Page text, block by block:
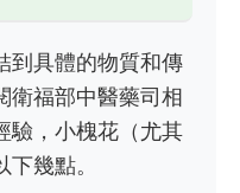
到具體的物質和傳
衛福部中醫藥司相
驗，小槐花（尤其
幾點。